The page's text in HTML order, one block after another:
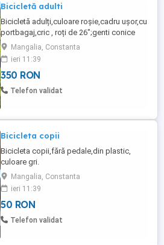
Bicicletă adulti
Bicicletă adulți,culoare roșie,cadru ușor,cu
portbagaj,cric , roți de 26";genti conice
solide BLADE EXPLORE;tip Super Nike
RICH, preț=350 Ron
Mangalia, Constanta
ieri 11:39
350 RON
Telefon validat
Bicicleta copii
Bicicleta copii,fără pedale,din plastic,
culoare gri.
Mangalia, Constanta
ieri 11:39
50 RON
Telefon validat